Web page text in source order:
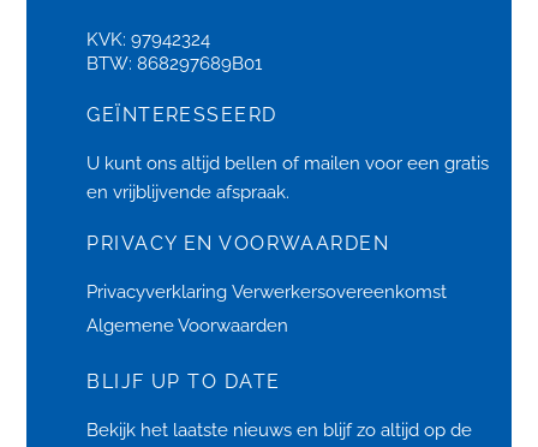
KVK: 97942324
BTW: 868297689B01
GEÏNTERESSEERD
U kunt ons altijd bellen of mailen voor een gratis
en vrijblijvende afspraak.
PRIVACY EN VOORWAARDEN
Privacyverklaring Verwerkersovereenkomst
Algemene Voorwaarden
BLIJF UP TO DATE
Bekijk het laatste nieuws en blijf zo altijd op de